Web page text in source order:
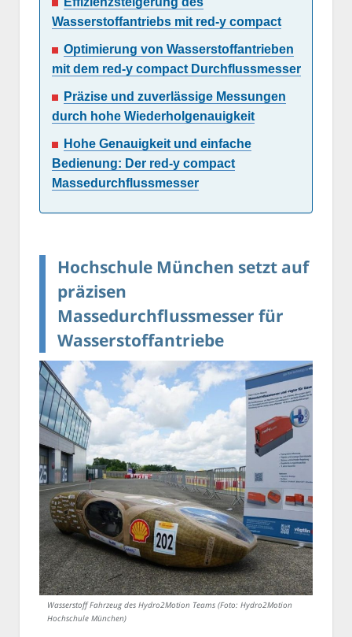
Wasserstoffantriebs mit red-y compact
Optimierung von Wasserstoffantrieben
mit dem red-y compact Durchflussmesser
Präzise und zuverlässige Messungen
durch hohe Wiederholgenauigkeit
Hohe Genauigkeit und einfache
Bedienung: Der red-y compact
Massedurchflussmesser
Hochschule München setzt auf
präzisen
Massedurchflussmesser für
Wasserstoffantriebe
Wasserstoff Fahrzeug des Hydro2Motion Teams (Foto: Hydro2Motion
Hochschule München)